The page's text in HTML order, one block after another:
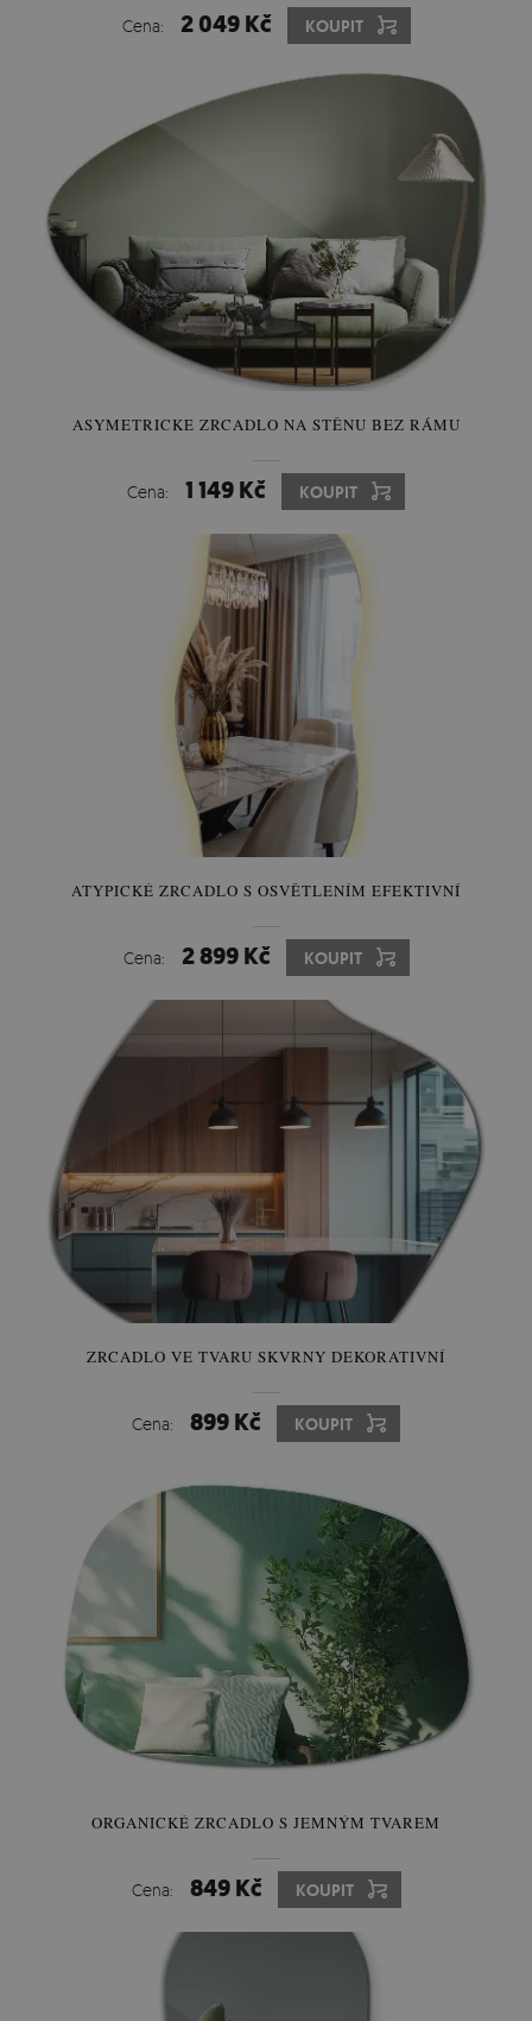
Cena: 2 049 Kč KOUPIT
ASYMETRICKE ZRCADLO NA STĚNU BEZ RÁMU
Cena: 1 149 Kč KOUPIT
ATYPICKÉ ZRCADLO S OSVĚTLENÍM EFEKTIVNÍ
Cena: 2 899 Kč KOUPIT
ZRCADLO VE TVARU SKVRNY DEKORATIVNÍ
Cena: 899 Kč KOUPIT
ORGANICKÉ ZRCADLO S JEMNÝM TVAREM
Cena: 849 Kč KOUPIT